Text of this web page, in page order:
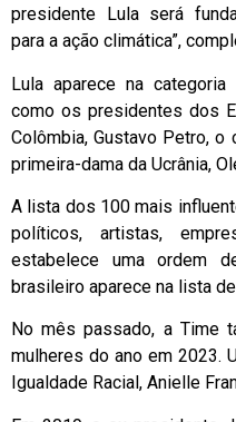
presidente Lula será
para a ação climática”,
Lula aparece na
como os presidentes dos
Colômbia, Gustavo Petro, o
primeira-dama da Ucrânia,
A lista dos 100 mais
políticos, artistas,
estabelece uma ordem
brasileiro aparece na lista
No mês passado, a Time
mulheres do ano em 2023.
Igualdade Racial, Anielle